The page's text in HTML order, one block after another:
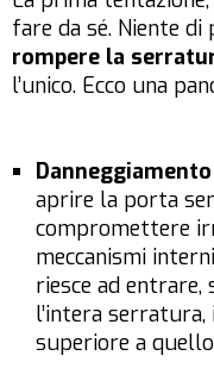
fare da sé. Niente
rompere la
l’unico. Ecco una
aprire la porta
compromettere
meccanismi
riesce ad
l’intera
superiore a